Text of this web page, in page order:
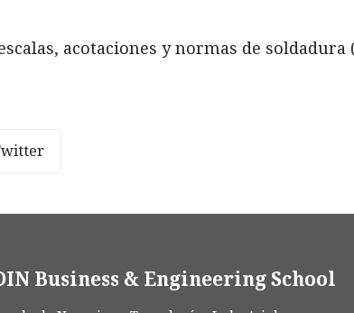
acotaciones y normas de soldadura
Business & Engineering School